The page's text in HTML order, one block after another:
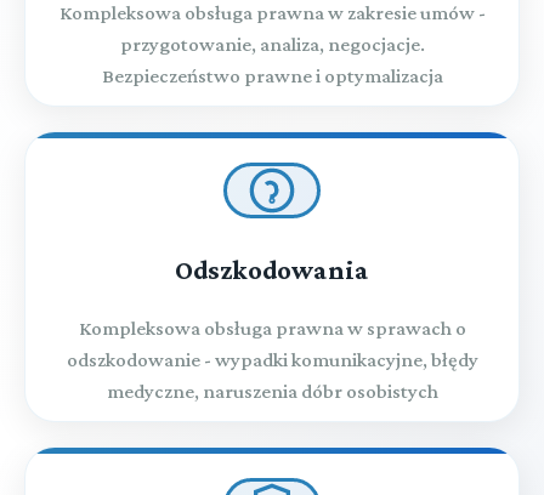
Kompleksowa obsługa prawna w zakresie umów -
przygotowanie, analiza, negocjacje.
Bezpieczeństwo prawne i optymalizacja
Odszkodowania
Kompleksowa obsługa prawna w sprawach o
odszkodowanie - wypadki komunikacyjne, błędy
medyczne, naruszenia dóbr osobistych